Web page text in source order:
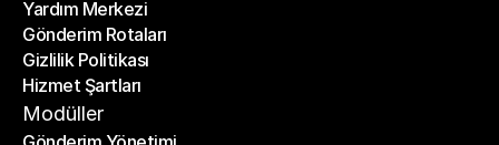
OTO Haberleri
Yardım Merkezi
Yardım Merkezi
Gönderim Rotaları
Gönderim Rotaları
Gizlilik Politikası
Gizlilik Politikası
Hizmet Şartları
Hizmet Şartları
Modüller